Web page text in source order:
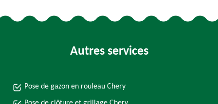
Autres services
Pose de gazon en rouleau Chery